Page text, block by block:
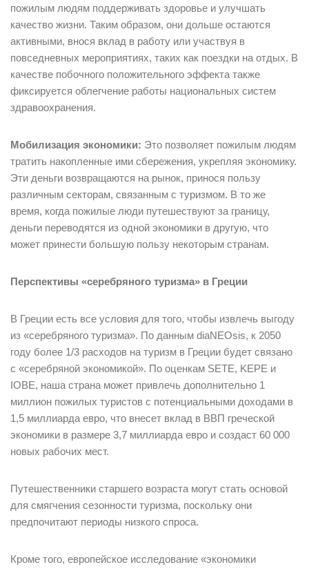
пожилым людям поддерживать здоровье и улучшать
качество жизни. Таким образом, они дольше остаются
активными, внося вклад в работу или участвуя в
повседневных мероприятиях, таких как поездки на отдых. В
качестве побочного положительного эффекта также
фиксируется облегчение работы национальных систем
здравоохранения.
Мобилизация экономики: Это позволяет пожилым людям
тратить накопленные ими сбережения, укрепляя экономику.
Эти деньги возвращаются на рынок, принося пользу
различным секторам, связанным с туризмом. В то же
время, когда пожилые люди путешествуют за границу,
деньги переводятся из одной экономики в другую, что
может принести большую пользу некоторым странам.
Перспективы «серебряного туризма» в Греции
В Греции есть все условия для того, чтобы извлечь выгоду
из «серебряного туризма». По данным diaNEOsis, к 2050
году более 1/3 расходов на туризм в Греции будет связано
с «серебряной экономикой». По оценкам SETE, KEPE и
IOBE, наша страна может привлечь дополнительно 1
миллион пожилых туристов с потенциальными доходами в
1,5 миллиарда евро, что внесет вклад в ВВП греческой
экономики в размере 3,7 миллиарда евро и создаст 60 000
новых рабочих мест.
Путешественники старшего возраста могут стать основой
для смягчения сезонности туризма, поскольку они
предпочитают периоды низкого спроса.
Кроме того, европейское исследование «экономики